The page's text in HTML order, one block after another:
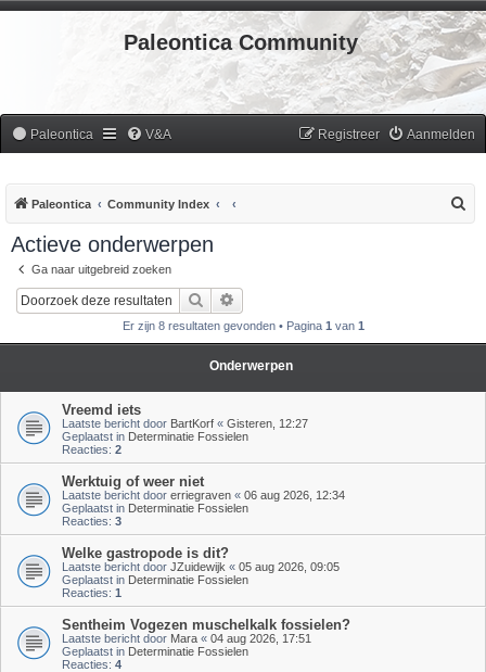
Paleontica Community
Paleontica V&A Aanmelden
Registreer
Paleontica Community Index
Actieve onderwerpen
Ga naar uitgebreid zoeken
Zoek
Er zijn 8 resultaten gevonden • Pagina 1 van 1
Onderwerpen
Vreemd iets
Laatste bericht door BartKorf « Gisteren, 12:27
Geplaatst in Determinatie Fossielen
Reacties: 2
Werktuig of weer niet
Laatste bericht door erriegraven « 06 aug 2026, 12:34
Geplaatst in Determinatie Fossielen
Reacties: 3
Welke gastropode is dit?
Laatste bericht door JZuidewijk « 05 aug 2026, 09:05
Geplaatst in Determinatie Fossielen
Reacties: 1
Sentheim Vogezen muschelkalk fossielen?
Laatste bericht door Mara « 04 aug 2026, 17:51
Geplaatst in Determinatie Fossielen
Reacties: 4